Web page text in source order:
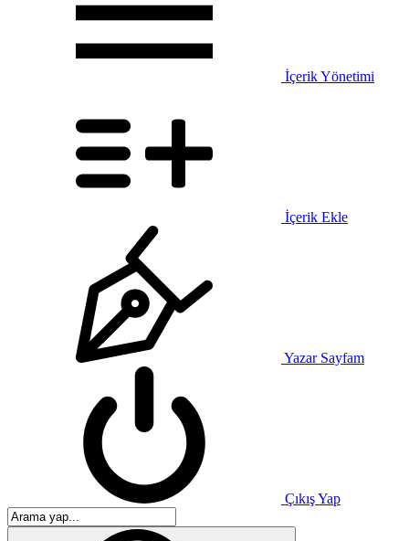
İçerik Yönetimi
İçerik Ekle
Yazar Sayfam
Çıkış Yap